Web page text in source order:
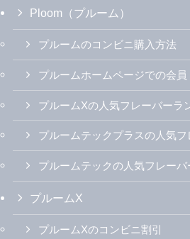
Ploom（プルーム）
プルームのコンビニ購入方法
プルームホームページでの会
プルームXの人気フレーバーラ
プルームテックプラスの人気
プルームテックの人気フレー
プルームX
プルームXのコンビニ割引